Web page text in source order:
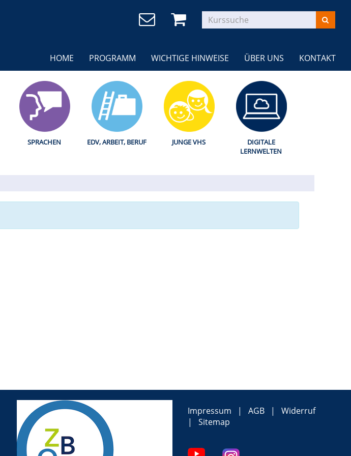
HOME PROGRAMM WICHTIGE HINWEISE ÜBER UNS KONTAKT
SPRACHEN EDV, ARBEIT, BERUF JUNGE VHS
DIGITALE
LERNWELTEN
Impressum AGB
Widerruf
Sitemap